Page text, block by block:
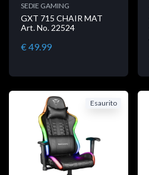
SEDIE GAMING
GXT 715 CHAIR MAT
Art. No. 22524
€ 49.99
Esaurito